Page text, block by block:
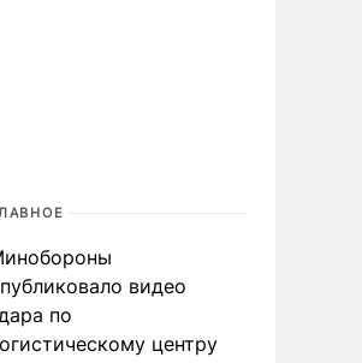
видео
по
центру